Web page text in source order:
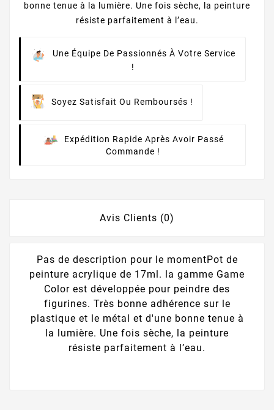
bonne tenue à la lumière. Une fois sèche, la peinture
résiste parfaitement à l’eau.
Une Équipe De Passionnés À Votre Service
!
Soyez Satisfait Ou Remboursés !
Expédition Rapide Après Avoir Passé
Commande !
Avis Clients (0)
Pas de description pour le momentPot de
peinture acrylique de 17ml. la gamme Game
Color est développée pour peindre des
figurines. Très bonne adhérence sur le
plastique et le métal et d'une bonne tenue à
la lumière. Une fois sèche, la peinture
résiste parfaitement à l’eau.